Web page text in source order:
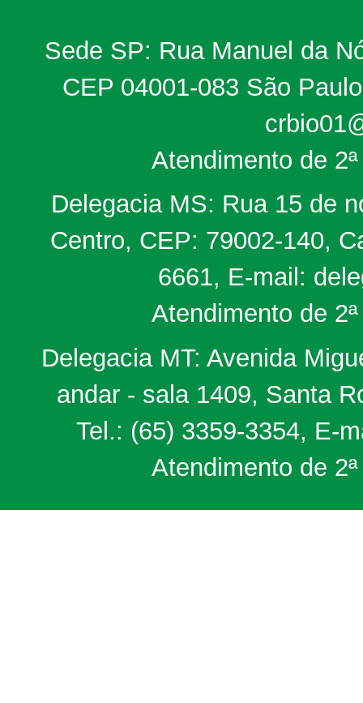
Sede SP: Rua Manuel da
CEP 04001-083 São
Atendimento de
Delegacia MS: Rua 15 de
Centro, CEP: 79002-140,
6661, E-mail:
Atendimento de
Delegacia MT: Avenida
andar - sala 1409, Santa
Tel.: (65) 3359-3354, E-
Atendimento de